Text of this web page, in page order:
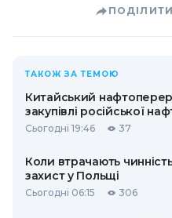
ТАКОЖ ЗА ТЕМОЮ
Китайський
закупівлі російської
Сьогодні 19:46 37
Коли втрачають
захист у Польщі
Сьогодні 06:15 306